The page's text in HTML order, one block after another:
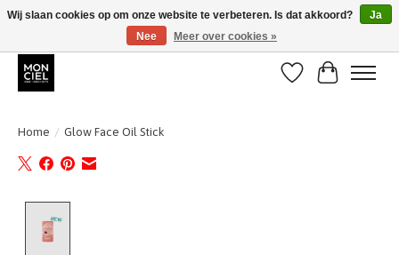
BE + NL : GRATIS VERZENDING van 31/07 t;e.m. 17/8
Verlanglijst
Home / Glow Face Oil Stick
Wij slaan cookies op om onze website te verbeteren. Is dat akkoord?
Ja
Nee
Meer over cookies »